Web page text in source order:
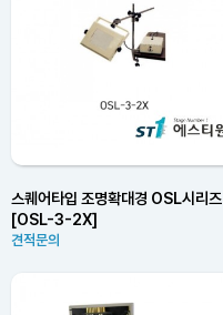
스퀘어타입 조명확대경 OSL시리즈
[OSL-3-2X]
견적문의